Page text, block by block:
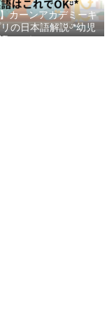
カーンアカデミーキ
の日本語解説ᵕ̈*幼児
はこれでOKᵕ̈*